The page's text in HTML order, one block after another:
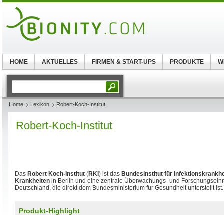
Home Lexikon Robert-Koch-Institut
Robert-Koch-Institut
Das Robert Koch-Institut (RKI ) ist das Bundesinstitut für
Krankheiten in Berlin und eine zentrale Überwachungs- und
Deutschland, die direkt dem Bundesministerium für Gesundheit unterstellt ist.
Produkt-Highlight
HOME AKTUELLES FIRMEN & START-UPS PRODUKTE